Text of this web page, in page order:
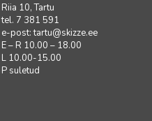
Riia 10, Tartu
tel. 7 381 591
e-post:tartu@skizze.ee
E – R 10.00 – 18.00
L 10.00-15.00
P suletud